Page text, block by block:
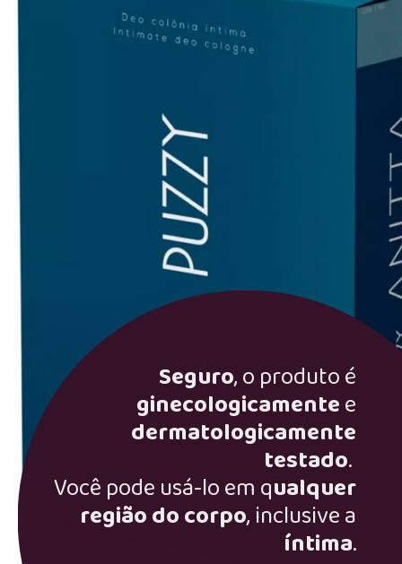
Seguro, o produto é
ginecologicamentee
dermatologicamente
testado.
Você pode usá-lo em qualquer
região do corpo, inclusive a
íntima.